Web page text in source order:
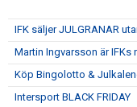
IFK säljer JULGRANAR
Martin Ingvarsson är IFKs
Köp Bingolotto &
Intersport BLACK FRIDAY